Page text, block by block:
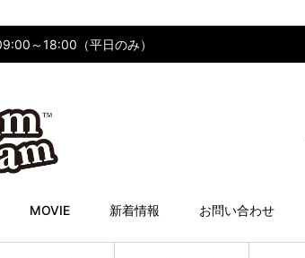
～18:00（平日のみ）
MOVIE 新着情報 お問い合わせ